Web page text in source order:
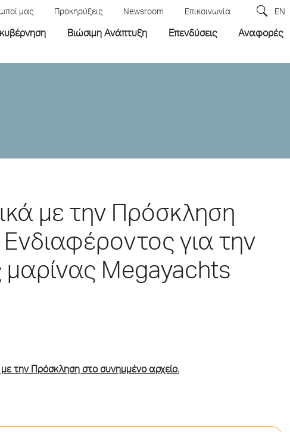
μας Προκηρύξεις Newsroom Επικοινωνία EN
Βιώσιμη Ανάπτυξη Επενδύσεις Αναφορές
με την Πρόσκληση
για την
Megayachts
την Πρόσκληση στο συνημμένο αρχείο.